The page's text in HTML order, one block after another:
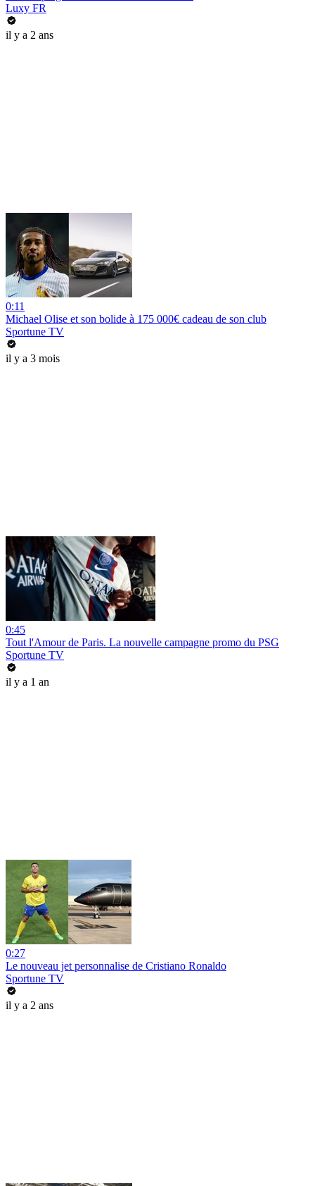
Luxy FR
il y a 2 ans
0:11
Michael Olise et son bolide à 175 000€ cadeau de son club
Sportune TV
il y a 3 mois
0:45
Tout l'Amour de Paris. La nouvelle campagne promo du PSG
Sportune TV
il y a 1 an
0:27
Le nouveau jet personnalise de Cristiano Ronaldo
Sportune TV
il y a 2 ans